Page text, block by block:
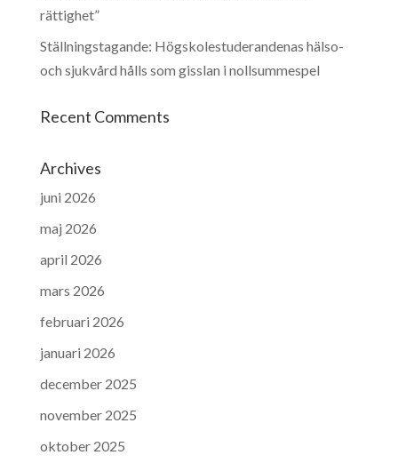
rättighet”
Ställningstagande: Högskolestuderandenas hälso-
och sjukvård hålls som gisslan i nollsummespel
Recent Comments
Archives
juni 2026
maj 2026
april 2026
mars 2026
februari 2026
januari 2026
december 2025
november 2025
oktober 2025